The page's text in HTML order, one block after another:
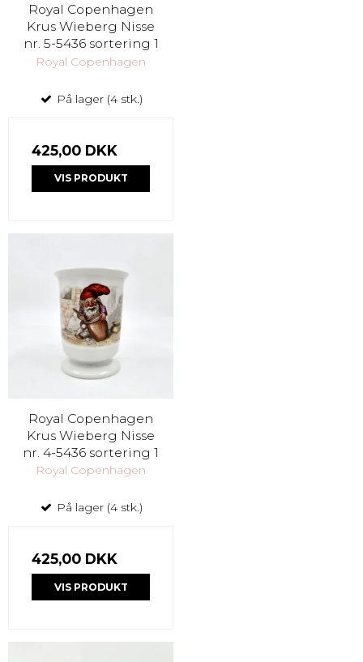
Royal Copenhagen
Krus Wieberg Nisse
nr. 5-5436 sortering 1
Royal Copenhagen
På lager (4 stk.)
425,00 DKK
VIS PRODUKT
Royal Copenhagen
Krus Wieberg Nisse
nr. 4-5436 sortering 1
Royal Copenhagen
På lager (4 stk.)
425,00 DKK
VIS PRODUKT